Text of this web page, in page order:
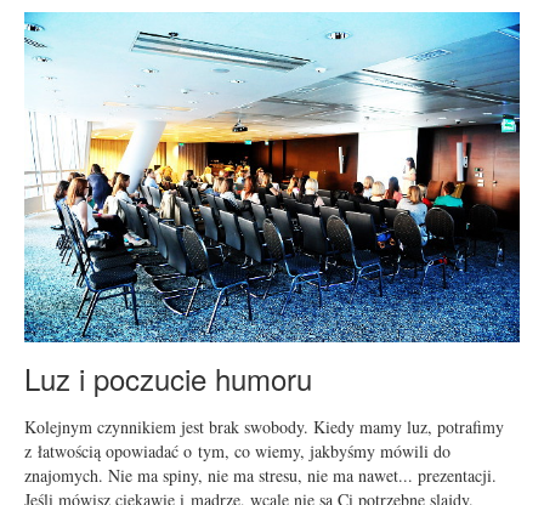
Luz i poczucie humoru
Kolejnym czynnikiem jest brak swobody. Kiedy mamy luz, potrafimy
z łatwością opowiadać o tym, co wiemy, jakbyśmy mówili do
znajomych. Nie ma spiny, nie ma stresu, nie ma nawet... prezentacji.
Jeśli mówisz ciekawie i mądrze, wcale nie są Ci potrzebne slajdy.